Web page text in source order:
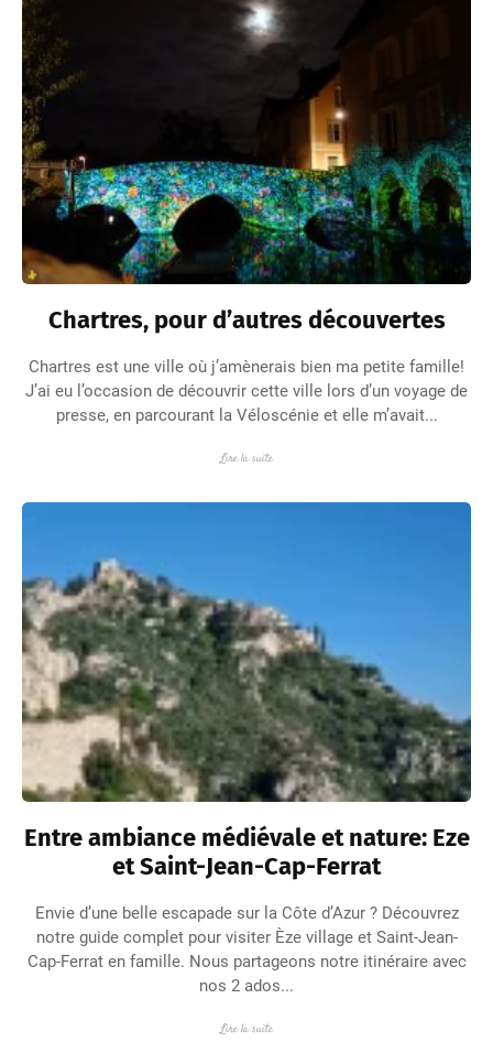
Chartres, pour d’autres découvertes
Chartres est une ville où j’amènerais bien ma petite famille!
J’ai eu l’occasion de découvrir cette ville lors d’un voyage de
presse, en parcourant la Véloscénie et elle m’avait...
Lire la suite
Entre ambiance médiévale et nature: Eze
et Saint-Jean-Cap-Ferrat
Envie d’une belle escapade sur la Côte d’Azur ? Découvrez
notre guide complet pour visiter Èze village et Saint-Jean-
Cap-Ferrat en famille. Nous partageons notre itinéraire avec
nos 2 ados...
Lire la suite